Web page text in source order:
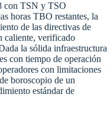
con TSN y TSO
horas TBO restantes, la
de las directivas de
caliente, verificado
la sólida infraestructura
con tiempo de operación
con limitaciones
boroscopio de un
estándar de